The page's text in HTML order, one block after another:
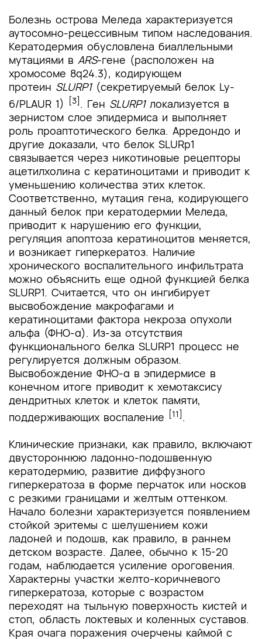
Болезнь острова Меледа характеризуется
аутосомно-рецессивным типом наследования.
Кератодермия обусловлена биаллельными
мутациями в ARS-гене (расположен на
хромосоме 8q24.3), кодирующем
протеин SLURP1 (секретируемый белок Ly-
6/PLAUR 1) [3]. Ген SLURP1 локализуется в
зернистом слое эпидермиса и выполняет
роль проаптотического белка. Арредондо и
другие доказали, что белок SLURр1
связывается через никотиновые рецепторы
ацетилхолина с кератиноцитами и приводит к
уменьшению количества этих клеток.
Соответственно, мутация гена, кодирующего
данный белок при кератодермии Меледа,
приводит к нарушению его функции,
регуляция апоптоза кератиноцитов меняется,
и возникает гиперкератоз. Наличие
хронического воспалительного инфильтрата
можно объяснить еще одной функцией белка
SLURP1. Считается, что он ингибирует
высвобождение макрофагами и
кератиноцитами фактора некроза опухоли
альфа (ФНО-α). Из-за отсутствия
функционального белка SLURP1 процесс не
регулируется должным образом.
Высвобождение ФНО-α в эпидермисе в
конечном итоге приводит к хемотаксису
дендритных клеток и клеток памяти,
поддерживающих воспаление [11].
Клинические признаки, как правило, включают
двустороннюю ладонно-подошвенную
кератодермию, развитие диффузного
гиперкератоза в форме перчаток или носков
с резкими границами и желтым оттенком.
Начало болезни характеризуется появлением
стойкой эритемы с шелушением кожи
ладоней и подошв, как правило, в раннем
детском возрасте. Далее, обычно к 15-20
годам, наблюдается усиление ороговения.
Характерны участки желто-коричневого
гиперкератоза, которые с возрастом
переходят на тыльную поверхность кистей и
стоп, область локтевых и коленных суставов.
Края очага поражения очерчены каймой с